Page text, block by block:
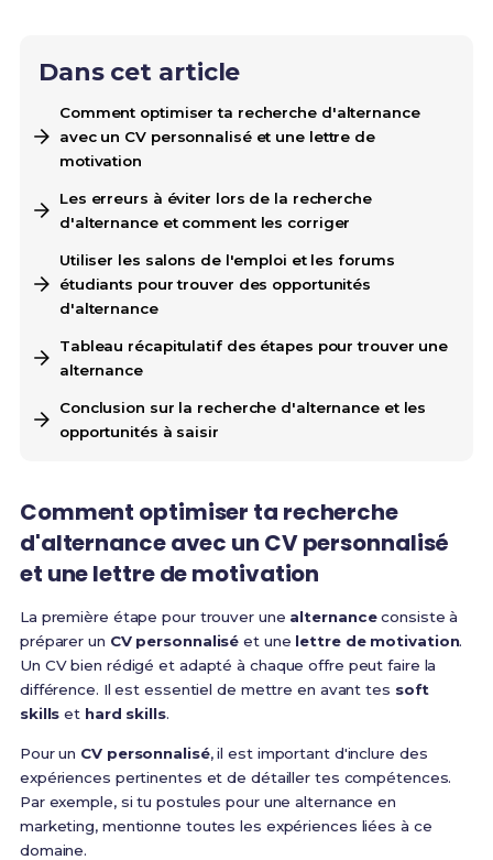
Dans cet article
Comment optimiser ta recherche d'alternance
avec un CV personnalisé et une lettre de
motivation
Les erreurs à éviter lors de la recherche
d'alternance et comment les corriger
Utiliser les salons de l'emploi et les forums
étudiants pour trouver des opportunités
d'alternance
Tableau récapitulatif des étapes pour trouver une
alternance
Conclusion sur la recherche d'alternance et les
opportunités à saisir
Comment optimiser ta recherche
d'alternanceavec un CV personnalisé
et unelettre de motivation
La première étape pour trouver une alternanceconsiste à
préparer un CV personnalisé et une lettre de motivation.
Un CV bien rédigé et adapté à chaque offre peut faire la
différence. Il est essentiel de mettre en avant tes soft
skills et hard skills.
Pour un CV personnalisé, il est important d'inclure des
expériences pertinentes et de détailler tes compétences.
Par exemple, si tu postules pour une alternance en
marketing, mentionne toutes les expériences liées à ce
domaine.